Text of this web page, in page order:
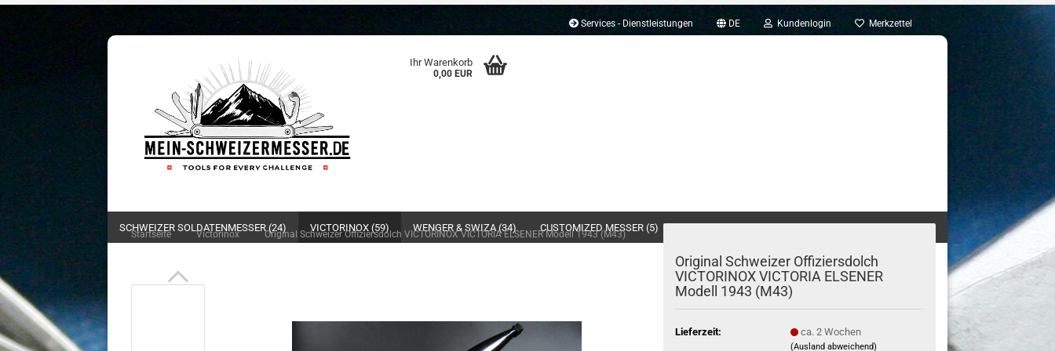
Services - Dienstleistungen DE Kundenlogin Merkzettel
Ihr Warenkorb
0,00 EUR
SCHWEIZER SOLDATENMESSER (24) VICTORINOX (59) WENGER & SWIZA (34) CUSTOMIZED MESSER (5)
Startseite » Victorinox » Original Schweizer Offiziersdolch VICTORINOX VICTORIA ELSENER Modell 1943 (M43)
Original Schweizer Offiziersdolch
VICTORINOX VICTORIA ELSENER
Modell 1943 (M43)
Lieferzeit: ca. 2 Wochen
(Ausland abweichend)